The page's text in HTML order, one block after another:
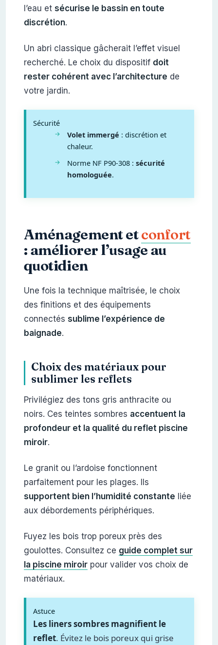
l’eau et sécurise le bassin en toute
discrétion.
Un abri classique gâcherait l’effet visuel
recherché. Le choix du dispositif doit
rester cohérent avec l’architecture de
votre jardin.
Sécurité
Volet immergé : discrétion et
chaleur.
Norme NF P90-308 : sécurité
homologuée.
Aménagement etconfort
: améliorer l’usage au
quotidien
Une fois la technique maîtrisée, le choix
des finitions et des équipements
connectés sublime l’expérience de
baignade.
Choix des matériaux pour
sublimer les reflets
Privilégiez des tons gris anthracite ou
noirs. Ces teintes sombres accentuent la
profondeur et la qualité du reflet piscine
miroir.
Le granit ou l’ardoise fonctionnent
parfaitement pour les plages. Ils
supportent bien l’humidité constante liée
aux débordements périphériques.
Fuyez les bois trop poreux près des
goulottes. Consultez ce guide complet sur
la piscine miroirpour valider vos choix de
matériaux.
Astuce
Les liners sombres magnifient le
reflet. Évitez le bois poreux qui grise